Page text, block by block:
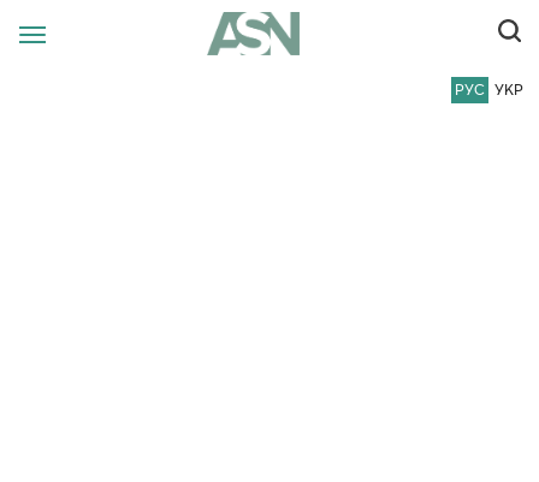
РУС УКР